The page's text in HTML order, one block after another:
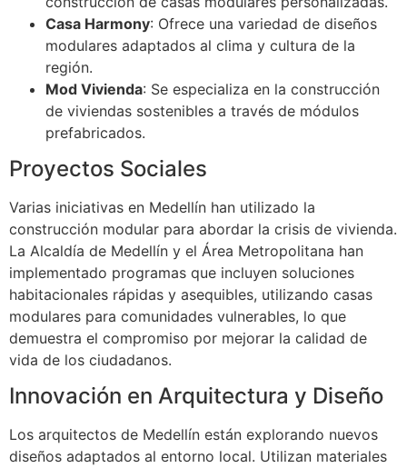
Casa Harmony: Ofrece una variedad de diseños
modulares adaptados al clima y cultura de la
región.
Mod Vivienda: Se especializa en la construcción
de viviendas sostenibles a través de módulos
prefabricados.
Proyectos Sociales
Varias iniciativas en Medellín han utilizado la
construcción modular para abordar la crisis de vivienda.
La Alcaldía de Medellín y el Área Metropolitana han
implementado programas que incluyen soluciones
habitacionales rápidas y asequibles, utilizando casas
modulares para comunidades vulnerables, lo que
demuestra el compromiso por mejorar la calidad de
vida de los ciudadanos.
Innovación en Arquitectura y Diseño
Los arquitectos de Medellín están explorando nuevos
diseños adaptados al entorno local. Utilizan materiales